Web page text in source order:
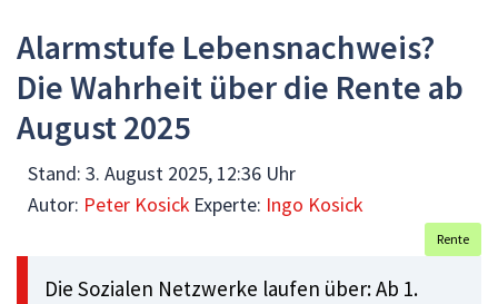
Alarmstufe Lebensnachweis?
Die Wahrheit über die Rente ab
August 2025
Stand: 3. August 2025, 12:36 Uhr
Autor: Peter Kosick Experte: Ingo Kosick
Rente
Die Sozialen Netzwerke laufen über: Ab 1.